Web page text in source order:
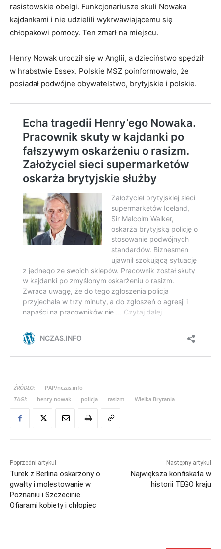
rasistowskie obelgi. Funkcjonariusze skuli Nowaka
kajdankami i nie udzielili wykrwawiającemu się
chłopakowi pomocy. Ten zmarł na miejscu.
Henry Nowak urodził się w Anglii, a dzieciństwo spędził
w hrabstwie Essex. Polskie MSZ poinformowało, że
posiadał podwójne obywatelstwo, brytyjskie i polskie.
ŹRÓDŁO:
PAP/nczas.info
TAGI:
henry nowak policja rasizm Wielka Brytania
Poprzedni artykuł
Turek z Berlina oskarżony o
gwałty i molestowanie w
Poznaniu i Szczecinie.
Ofiarami kobiety i chłopiec
Następny artykuł
Największa konfiskata w
historii TEGO kraju